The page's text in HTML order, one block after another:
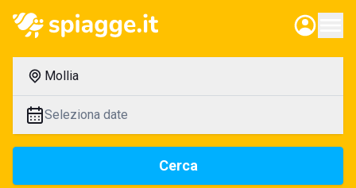
Mollia
Seleziona date
Cerca